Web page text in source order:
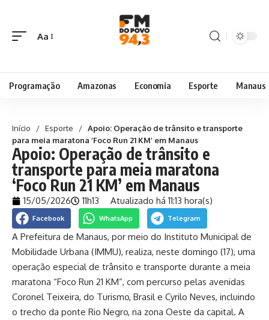
Aa
Programação Amazonas Economia Esporte Manaus
Início / Esporte / Apoio: Operação de trânsito e transporte
para meia maratona ‘Foco Run 21 KM’ em Manaus
Apoio: Operação de trânsito e
transporte para meia maratona
‘Foco Run 21 KM’ em Manaus
15/05/2026 11h13 Atualizado há 11:13 hora(s)
Facebook WhatsApp Telegram
A Prefeitura de Manaus, por meio do Instituto Municipal de
Mobilidade Urbana (IMMU), realiza, neste domingo (17), uma
operação especial de trânsito e transporte durante a meia
maratona “Foco Run 21 KM”, com percurso pelas avenidas
Coronel Teixeira, do Turismo, Brasil e Cyrilo Neves, incluindo
o trecho da ponte Rio Negro, na zona Oeste da capital. A